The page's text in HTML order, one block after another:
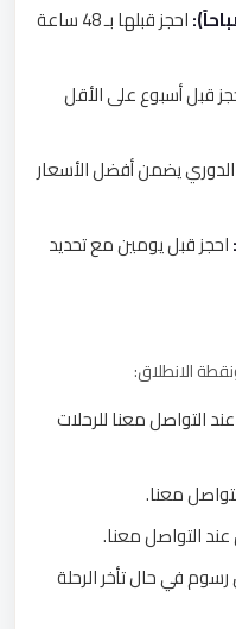
احجز قبلها بـ 48 ساعة
قبل أسبوع على الأقل
يضمن أفضل الأسعار
قبل يومين مع تحديد
الانطلاق:
معنا للرحلات
معنا.
التواصل معنا.
في حال تأخر الرحلة